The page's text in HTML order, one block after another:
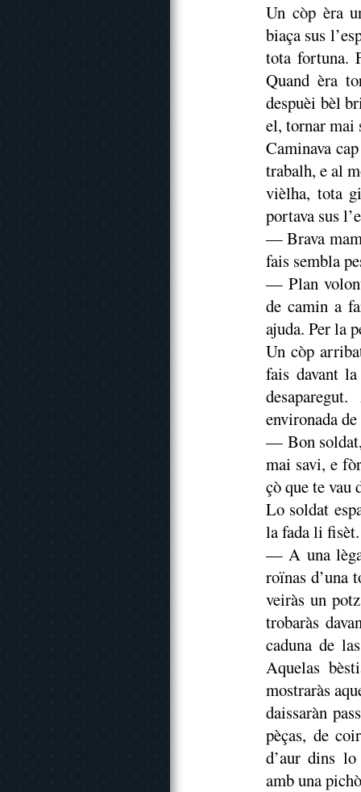
Un còp èra
biaça sus
tota fortuna.
Quand èra
despuèi bèl
el, tornar mai
Caminava
trabalh, e al
vièlha, tota
portava sus
— Brava
fais sembla
— Plan
de camin a
ajuda. Per la
Un còp
fais davant
environada
— Bon soldat,
mai savi, e
çò que te vau
Lo soldat
la fada li fisèt.
— A una lèga
roïnas d’una
veiràs un
trobaràs
caduna de
Aquelas
mostraràs
daissaràn
pèças, de
d’aur dins
amb una